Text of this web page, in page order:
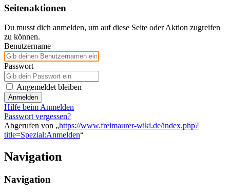
Seitenaktionen
Du musst dich anmelden, um auf diese Seite oder Aktion zugreifen
zu können.
Benutzername
Passwort
Angemeldet bleiben
Anmelden
Hilfe beim Anmelden
Passwort vergessen?
Abgerufen von „https://www.freimaurer-wiki.de/index.php?
title=Spezial:Anmelden“
Navigation
Navigation